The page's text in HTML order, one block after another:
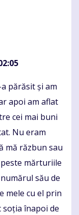
părăsit și am
apoi am aflat
cei mai buni
Nu eram
mă răzbun sau
mărturiile
său de
mele cu el prin
soția înapoi de